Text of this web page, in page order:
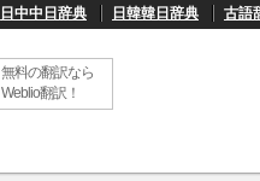
日中中日辞典 日韓韓日辞典 古語
無料の翻訳なら
Weblio翻訳！